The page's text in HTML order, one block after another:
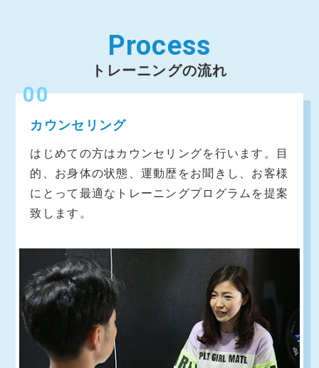
Process
トレーニングの流れ
00
カウンセリング
はじめての方はカウンセリングを行います。目
的、お身体の状態、運動歴をお聞きし、お客様
にとって最適なトレーニングプログラムを提案
致します。